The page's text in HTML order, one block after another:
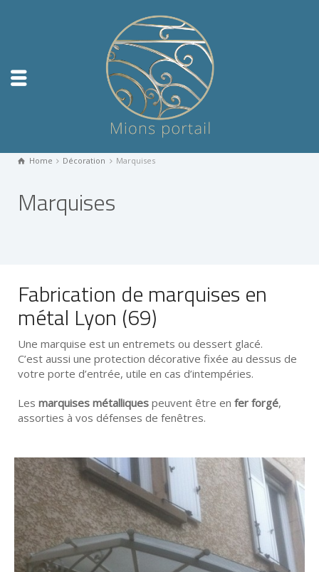
Home Décoration Marquises
Marquises
Fabrication de marquises en
métal Lyon (69)
Une marquise est un entremets ou dessert glacé.
C’est aussi une protection décorative fixée au dessus de
votre porte d’entrée, utile en cas d’intempéries.
Les marquises métalliques peuvent être en fer forgé,
assorties à vos défenses de fenêtres.